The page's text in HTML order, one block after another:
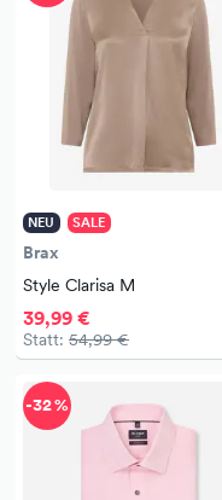
NEU SALE
Brax
Style Clarisa M
39,99 €
Statt: 54,99 €
-32 %